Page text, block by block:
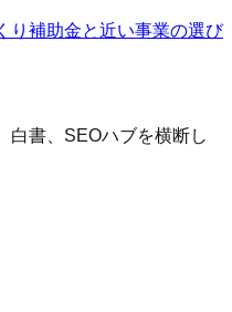
り補助金と近い事業の選び
白書、SEOハブを横断し